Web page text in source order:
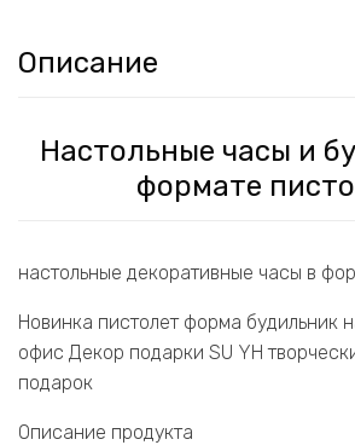
Описание
Настольные часы и
формате
настольные декоративные часы в
Новинка пистолет форма будильник
офис Декор подарки SU YH
подарок
Описание продукта